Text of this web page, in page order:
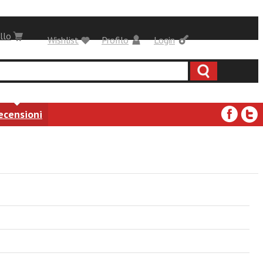
Login
Profilo
Wishlist